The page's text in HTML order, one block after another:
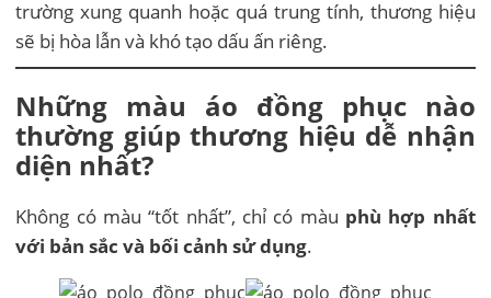
trường xung quanh hoặc quá trung tính, thương hiệu
sẽ bị hòa lẫn và khó tạo dấu ấn riêng.
Những màu áo đồng phục nào
thường giúp thương hiệu dễ nhận
diện nhất?
Không có màu “tốt nhất”, chỉ có màu phù hợp nhất
với bản sắc và bối cảnh sử dụng.